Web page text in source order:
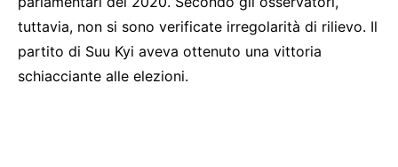
tuttavia, non si sono verificate irregolarità di rilievo. Il
partito di Suu Kyi aveva ottenuto una vittoria
schiacciante alle elezioni.